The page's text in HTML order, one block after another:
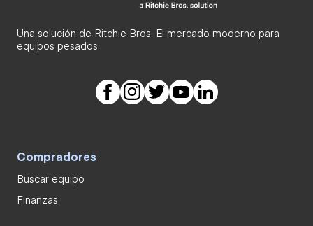
Una solución de Ritchie Bros. El mercado moderno para
equipos pesados.
Compradores
Buscar equipo
Finanzas